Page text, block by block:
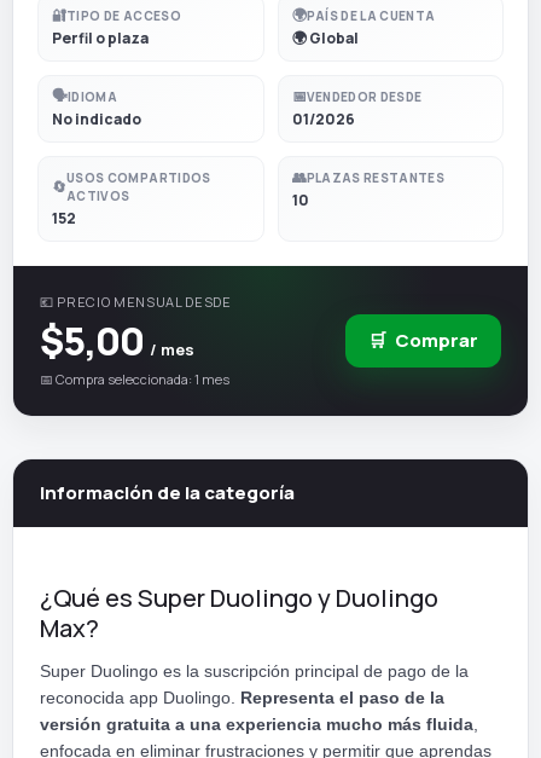
🔐TIPO DE ACCESO
Perfil o plaza
🌍PAÍS DE LA CUENTA
🌍 Global
🗣️IDIOMA
No indicado
📅VENDEDOR DESDE
01/2026
🔄USOS COMPARTIDOS
ACTIVOS
152
👥PLAZAS RESTANTES
10
💶 PRECIO MENSUAL DESDE
$5,00 / mes
📅 Compra seleccionada: 1 mes
🛒 Comprar
Información de la categoría
¿Qué es Super Duolingo y Duolingo
Max?
Super Duolingo es la suscripción principal de pago de la
reconocida app Duolingo. Representa el paso de la
versión gratuita a una experiencia mucho más fluida
enfocada en eliminar frustraciones y permitir que aprendas